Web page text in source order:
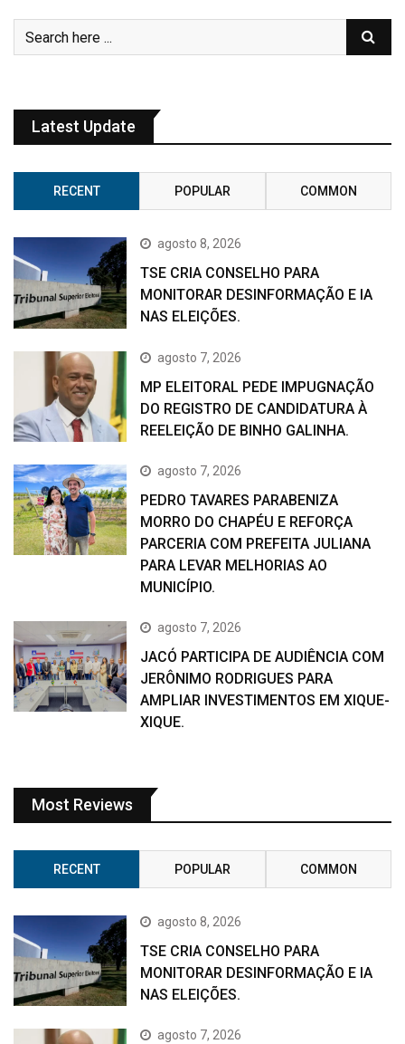
Latest Update
RECENT POPULAR COMMON
agosto 8, 2026
TSE CRIA CONSELHO PARA
MONITORAR DESINFORMAÇÃO E IA
NAS ELEIÇÕES.
agosto 7, 2026
MP ELEITORAL PEDE IMPUGNAÇÃO
DO REGISTRO DE CANDIDATURA À
REELEIÇÃO DE BINHO GALINHA.
agosto 7, 2026
PEDRO TAVARES PARABENIZA
MORRO DO CHAPÉU E REFORÇA
PARCERIA COM PREFEITA JULIANA
PARA LEVAR MELHORIAS AO
MUNICÍPIO.
agosto 7, 2026
JACÓ PARTICIPA DE AUDIÊNCIA COM
JERÔNIMO RODRIGUES PARA
AMPLIAR INVESTIMENTOS EM XIQUE-
XIQUE.
Most Reviews
RECENT POPULAR COMMON
agosto 8, 2026
TSE CRIA CONSELHO PARA
MONITORAR DESINFORMAÇÃO E IA
NAS ELEIÇÕES.
agosto 7, 2026